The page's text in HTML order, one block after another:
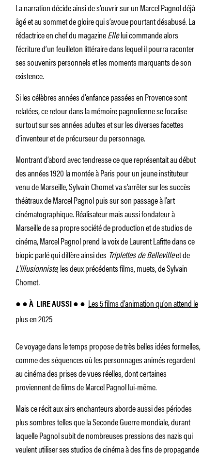
La narration décide ainsi de s’ouvrir sur un Marcel Pagnol déjà
âgé et au sommet de gloire qui s’avoue pourtant désabusé. La
rédactrice en chef du magazineEllelui commande alors
l’écriture d’un feuilleton littéraire dans lequel il pourra raconter
ses souvenirs personnels et les moments marquants de son
existence.
Si les célèbres années d’enfance passées en Provence sont
relatées, ce retour dans la mémoire pagnolienne se focalise
surtout sur ses années adultes et sur les diverses facettes
d’inventeur et de précurseur du personnage.
Montrant d’abord avec tendresse ce que représentait au début
des années 1920 la montée à Paris pour un jeune instituteur
venu de Marseille, Sylvain Chomet va s’arrêter sur les succès
théâtraux de Marcel Pagnol puis sur son passage à l’art
cinématographique. Réalisateur mais aussi fondateur à
Marseille de sa propre société de production et de studios de
cinéma, Marcel Pagnol prend la voix de Laurent Lafitte dans ce
biopic parlé qui diffère ainsi des Triplettes de Bellevilleet de
L’Illusionniste, les deux précédents films, muets, de Sylvain
Chomet.
● ● À LIRE AUSSI ● ● Les 5 films d’animation qu’on attend le
plus en 2025
Ce voyage dans le temps propose de très belles idées formelles,
comme des séquences où les personnages animés regardent
au cinéma des prises de vues réelles, dont certaines
proviennent de films de Marcel Pagnol lui-même.
Mais ce récit aux airs enchanteurs aborde aussi des périodes
plus sombres telles que la Seconde Guerre mondiale, durant
laquelle Pagnol subit de nombreuses pressions des nazis qui
veulent utiliser ses studios de cinéma à des fins de propagande